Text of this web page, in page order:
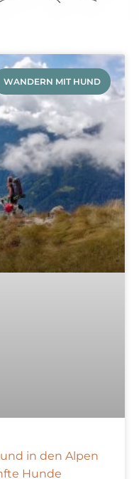
WANDERN MIT HUND
in den Alpen
Hunde